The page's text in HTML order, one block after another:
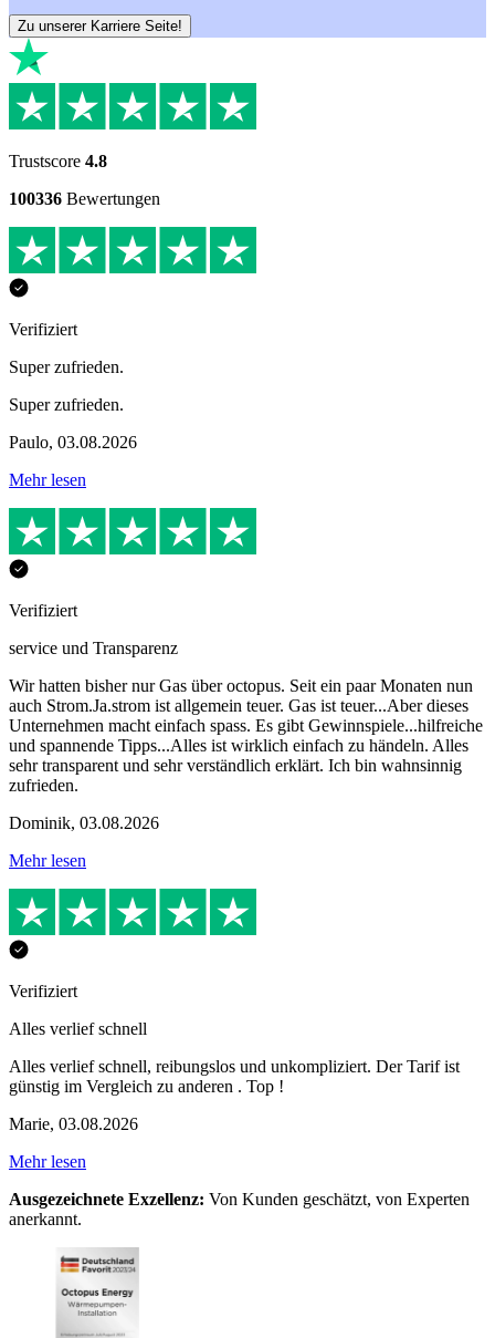
Zu unserer Karriere Seite!
Trustscore 4.8
100336 Bewertungen
Verifiziert
Super zufrieden.
Super zufrieden.
Paulo, 03.08.2026
Mehr lesen
Verifiziert
service und Transparenz
Wir hatten bisher nur Gas über octopus. Seit ein paar Monaten nun
auch Strom.Ja.strom ist allgemein teuer. Gas ist teuer...Aber dieses
Unternehmen macht einfach spass. Es gibt Gewinnspiele...hilfreiche
und spannende Tipps...Alles ist wirklich einfach zu händeln. Alles
sehr transparent und sehr verständlich erklärt. Ich bin wahnsinnig
zufrieden.
Dominik, 03.08.2026
Mehr lesen
Verifiziert
Alles verlief schnell
Alles verlief schnell, reibungslos und unkompliziert. Der Tarif ist
günstig im Vergleich zu anderen . Top !
Marie, 03.08.2026
Mehr lesen
Ausgezeichnete Exzellenz: Von Kunden geschätzt, von Experten
anerkannt.